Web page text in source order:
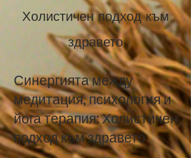
Холистичен подход към
здравето
Синергията между
медитация, психология и
йога терапия: Холистичен
подход към здравето